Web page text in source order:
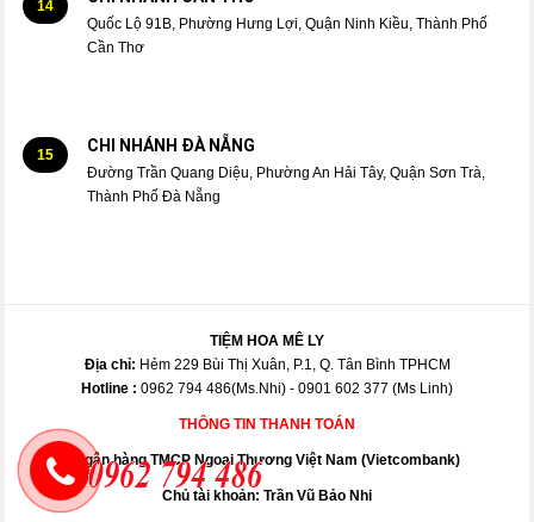
14
Quốc Lộ 91B, Phường Hưng Lợi, Quận Ninh Kiều, Thành Phố
Cần Thơ
15 CHI NHÁNH ĐÀ NẴNG
Đường Trần Quang Diệu, Phường An Hải Tây, Quận Sơn Trà,
Thành Phố Đà Nẵng
TIỆM HOA MÊ LY
Địa chỉ: Hẻm 229 Bùi Thị Xuân, P.1, Q. Tân Bình TPHCM
Hotline : 0962 794 486(Ms.Nhi) - 0901 602 377 (Ms Linh)
THÔNG TIN THANH TOÁN
Ngân hàng TMCP Ngoại Thương Việt Nam (Vietcombank)
Chủ tài khoản: Trần Vũ Bảo Nhi